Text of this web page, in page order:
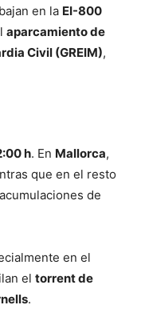
en la EI-800
aparcamiento de
Civil (GREIM),
h. En Mallorca,
que en el resto
de
en el
el torrent de
.